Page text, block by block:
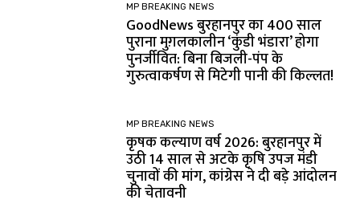
MP BREAKING NEWS
GoodNews बुरहानपुर का 400 साल
पुराना मुग़लकालीन ‘कुंडी भंडारा’ होगा
पुनर्जीवित: बिना बिजली-पंप के
गुरुत्वाकर्षण से मिटेगी पानी की किल्लत!
MP BREAKING NEWS
कृषक कल्याण वर्ष 2026: बुरहानपुर में
उठी 14 साल से अटके कृषि उपज मंडी
चुनावों की मांग, कांग्रेस ने दी बड़े आंदोलन
की चेतावनी